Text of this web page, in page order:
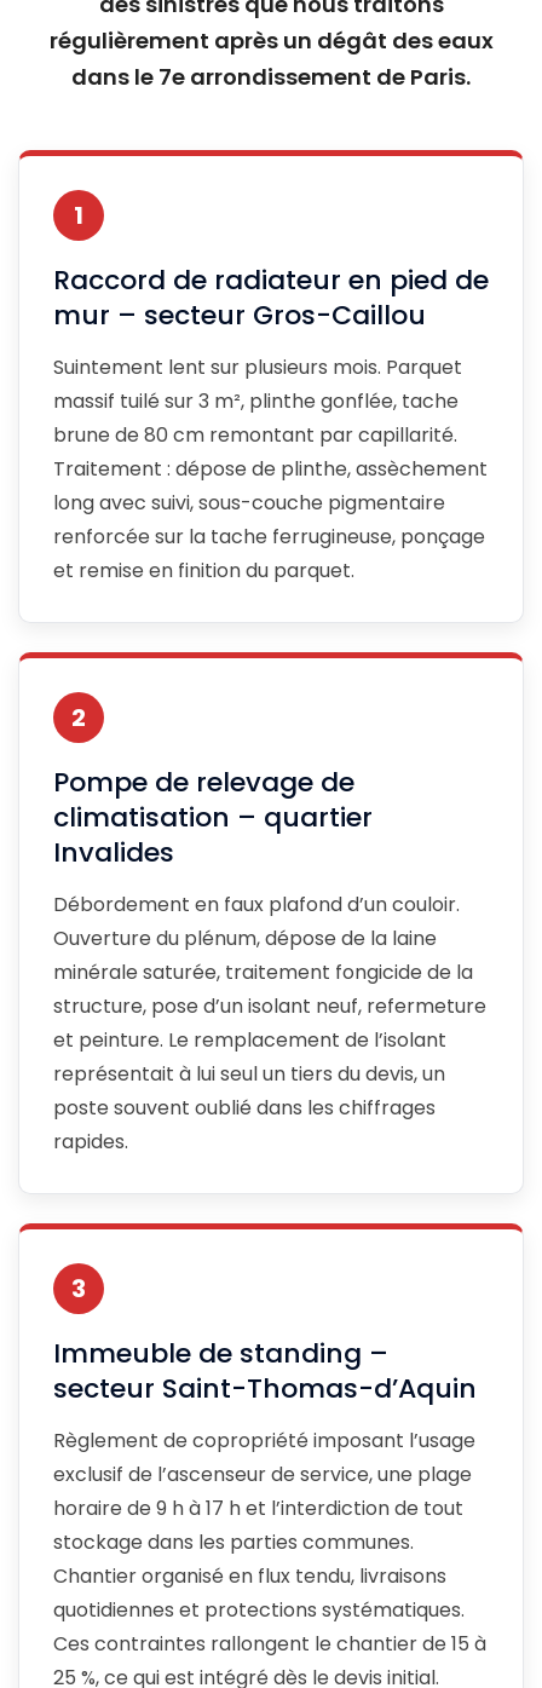
régulièrement après un dégât des eaux
dans le 7e arrondissement de Paris.
1
Raccord de radiateur en pied de
mur – secteur Gros-Caillou
Suintement lent sur plusieurs mois. Parquet
massif tuilé sur 3 m², plinthe gonflée, tache
brune de 80 cm remontant par capillarité.
Traitement : dépose de plinthe, assèchement
long avec suivi, sous-couche pigmentaire
renforcée sur la tache ferrugineuse, ponçage
et remise en finition du parquet.
2
Pompe de relevage de
climatisation – quartier
Invalides
Débordement en faux plafond d’un couloir.
Ouverture du plénum, dépose de la laine
minérale saturée, traitement fongicide de la
structure, pose d’un isolant neuf, refermeture
et peinture. Le remplacement de l’isolant
représentait à lui seul un tiers du devis, un
poste souvent oublié dans les chiffrages
rapides.
3
Immeuble de standing –
secteur Saint-Thomas-d’Aquin
Règlement de copropriété imposant l’usage
exclusif de l’ascenseur de service, une plage
horaire de 9 h à 17 h et l’interdiction de tout
stockage dans les parties communes.
Chantier organisé en flux tendu, livraisons
quotidiennes et protections systématiques.
Ces contraintes rallongent le chantier de 15 à
25 %, ce qui est intégré dès le devis initial.